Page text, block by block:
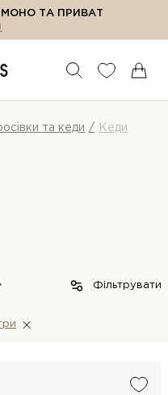
ТА ПРИВАТ
та кеди Кеди
Фільтрувати